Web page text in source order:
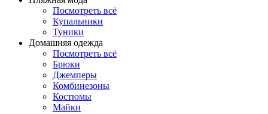
Посмотреть всё
Купальники
Туники
Домашняя одежда
Посмотреть всё
Брюки
Джемперы
Комбинезоны
Костюмы
Майки